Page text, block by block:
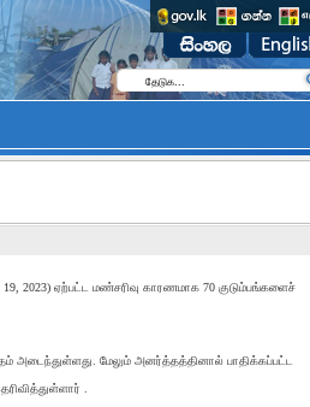
19, 2023) ஏற்பட்ட மண்சரிவு காரணமாக 70 குடும்பங்களைச்
அடைந்துள்ளது. மேலும் அனர்த்தத்தினால் பாதிக்கப்பட்ட
.